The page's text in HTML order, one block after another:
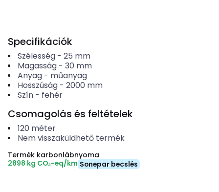
Specifikációk
Szélesség- 25 mm
Magasság- 30 mm
Anyag- műanyag
Hosszúság- 2000 mm
Szín- fehér
Csomagolás és feltételek
120 méter
Nem visszaküldhető termék
Termék karbonlábnyoma
2898 kg CO₂-eq/km Sonepar becslés